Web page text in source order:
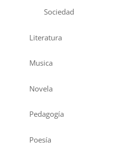
Sociedad
Literatura
Musica
Novela
Pedagogía
Poesía